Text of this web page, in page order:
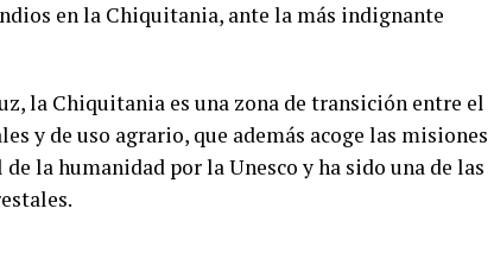
en la Chiquitania, ante la más indignante
la Chiquitania es una zona de transición entre el
y de uso agrario, que además acoge las misiones
la humanidad por la Unesco y ha sido una de las